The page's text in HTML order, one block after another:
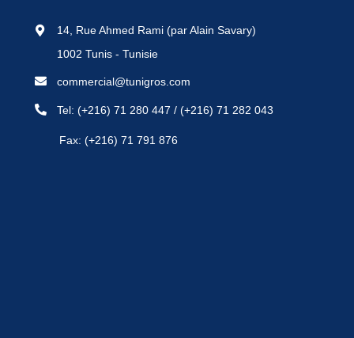
14, Rue Ahmed Rami (par Alain Savary)
1002 Tunis - Tunisie
commercial@tunigros.com
Tel:(+216) 71 280 447 /(+216) 71 282 043
Fax: (+216) 71 791 876